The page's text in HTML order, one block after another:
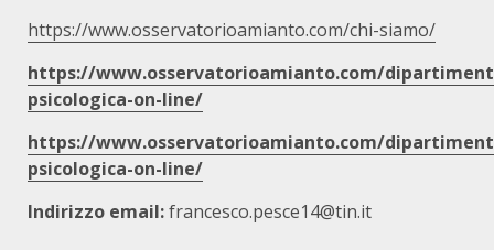
https://www.osservatorioamianto.com/chi-siamo/
https://www.osservatorioamianto.com/
psicologica-on-line/
https://www.osservatorioamianto.com/
psicologica-on-line/
Indirizzo email:francesco.pesce14@tin.it